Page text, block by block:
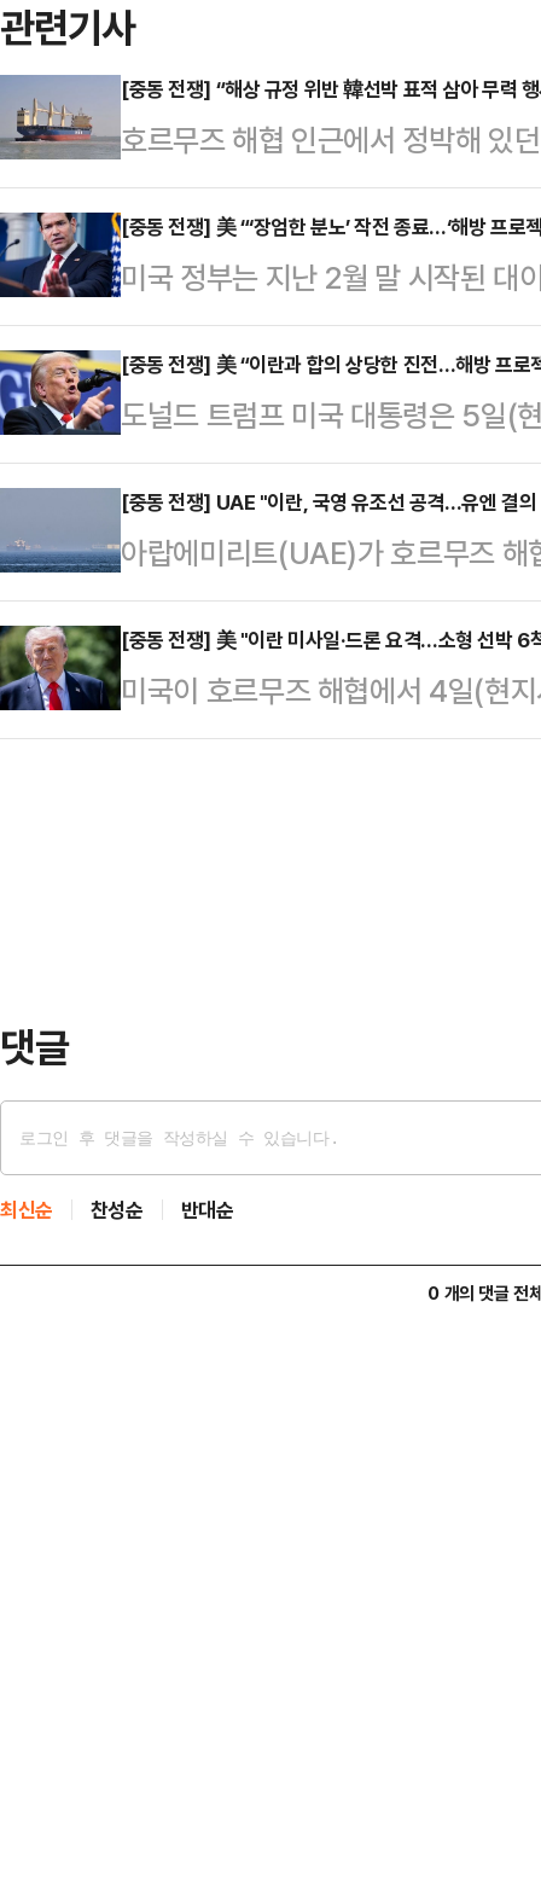
관련기사
[중동 전쟁] “해상 규정 위반 韓선박 표적 삼아 무력
호르무즈 해협 인근에서 정박해 있
건이 이란군의 소행일 가능성이 커
한 한국 선박을 표적으로 삼았다”
도를 했기 때문이다.6일(현지시간)
의 새로운 해상 규정을 위반한 한국
는 명확한 메시지를 전달한다며 이
했다.프레스TV는 이날 미국의 호르
48시간 만에 중단…
[중동 전쟁] 美 “‘장엄한 분노’ 작전 종료…‘해방 프로
미국 정부는 지난 2월 말 시작된 대
Fury)가 종료됐으며 호르무즈 해협
인 ‘해방 프로젝트’(Project
혔다. 다만 이란이 먼저 공격을 한
영국 BBC방송 등에 따르면 미 백
루비오 미 국무장관은 이날 백악관
끝났다. 대통령이 의회에 통보한 대
[중동 전쟁] 美 “이란과 합의 상당한 진전…해방 프로
도널드 트럼프 미국 대통령은 5일(
을 이뤘다며 호르무즈 해협 관련 군
만 이란에 대한 해상 봉쇄는 그대
럼프 대통령은 이날 자신 소유의
“파키스탄과 기타 국가들의 요청,
군사적 성과를 고려했다”며 “이란
한 진전이 있었다”고 말했다.그는
위한 것임을 강조하면서…
[중동 전쟁] UAE "이란, 국영 유조선 공격…유엔 결
아랍에미리트(UAE)가 호르무즈
의 유조선이 이란군의 드론 공격을
UAE 외무부는 4일(현지시간) 성
즈 해협을 통과하던 ADNOC 계열
난한다”며 “다행히 인명 피해는 보
[중동 전쟁] 美 "이란 미사일·드론 요격…소형 선박 6
미국이 호르무즈 해협에서 4일(현
이란의 드론 및 미사일과 소형선박
댓글
최신순 찬성순 반대순
0 개의 댓글 전